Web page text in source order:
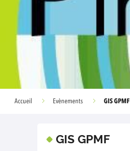
Accueil Evènements GIS GPMF
GIS GPMF